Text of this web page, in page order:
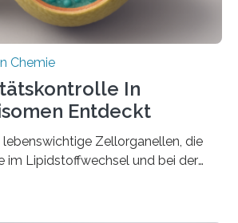
Chemie
In
Entdeckt
lebenswichtige Zellorganellen, die
im Lipidstoffwechsel und bei der
zahlreiche Enzyme präzise in